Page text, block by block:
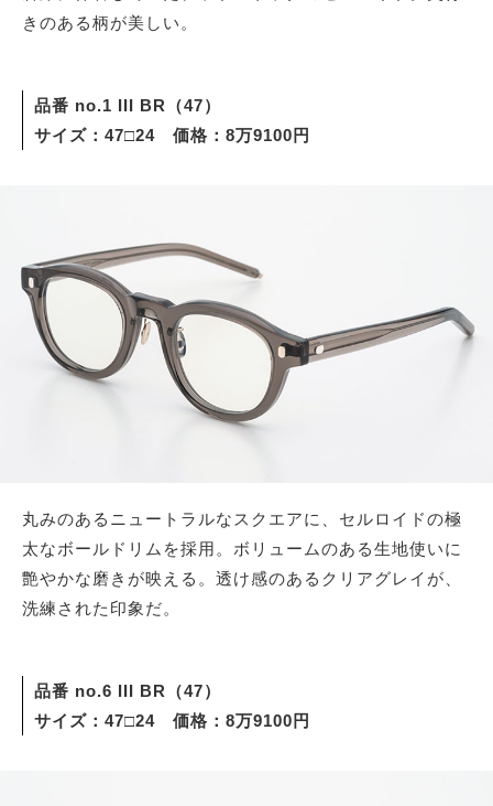
きのある柄が美しい。
品番 no.1 III BR（47）
サイズ：47□24 価格：8万9100円
丸みのあるニュートラルなスクエアに、セルロイドの極
太なボールドリムを採用。ボリュームのある生地使いに
艶やかな磨きが映える。透け感のあるクリアグレイが、
洗練された印象だ。
品番 no.6 III BR（47）
サイズ：47□24 価格：8万9100円